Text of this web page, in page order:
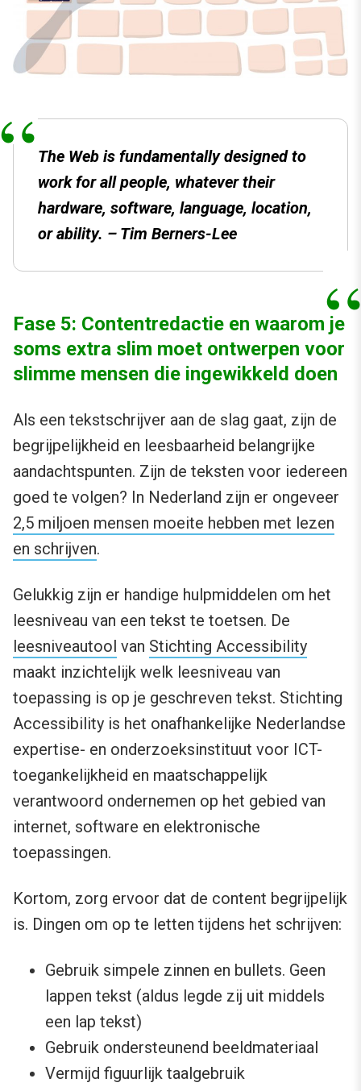
The Web is fundamentally designed to
work for all people, whatever their
hardware, software, language, location,
or ability. – Tim Berners-Lee
Fase 5: Contentredactie en waarom je
soms extra slim moet ontwerpen voor
slimme mensen die ingewikkeld doen
Als een tekstschrijver aan de slag gaat, zijn de
begrijpelijkheid en leesbaarheid belangrijke
aandachtspunten. Zijn de teksten voor iedereen
goed te volgen? In Nederland zijn er ongeveer
2,5 miljoen mensen moeite hebben met lezen
en schrijven.
Gelukkig zijn er handige hulpmiddelen om het
leesniveau van een tekst te toetsen. De
leesniveautool van Stichting Accessibility
maakt inzichtelijk welk leesniveau van
toepassing is op je geschreven tekst. Stichting
Accessibility is het onafhankelijke Nederlandse
expertise- en onderzoeksinstituut voor ICT-
toegankelijkheid en maatschappelijk
verantwoord ondernemen op het gebied van
internet, software en elektronische
toepassingen.
Kortom, zorg ervoor dat de content begrijpelijk
is. Dingen om op te letten tijdens het schrijven:
Gebruik simpele zinnen en bullets. Geen
lappen tekst (aldus legde zij uit middels
een lap tekst)
Gebruik ondersteunend beeldmateriaal
Vermijd figuurlijk taalgebruik